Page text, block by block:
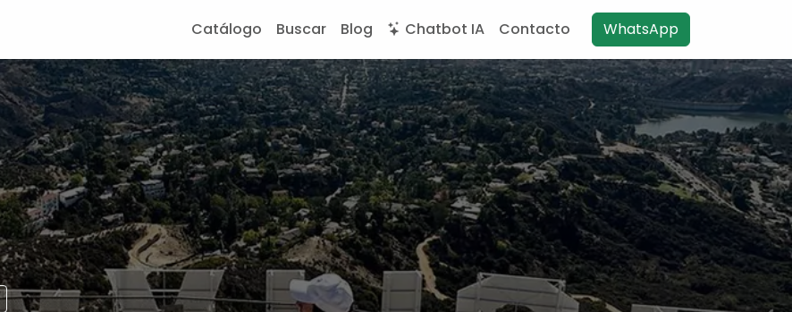
Catálogo Buscar Blog Chatbot IA Contacto WhatsApp